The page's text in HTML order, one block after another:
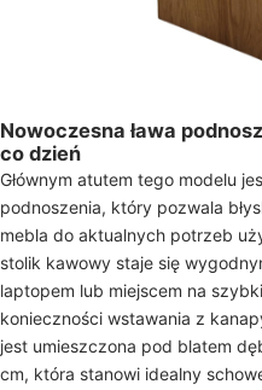
Nowoczesna ława
co dzień
Głównym atutem tego modelu
podnoszenia, który pozwala
mebla do aktualnych potrzeb
stolik kawowy staje się
laptopem lub miejscem na
konieczności wstawania z
jest umieszczona pod blatem
cm, która stanowi idealny